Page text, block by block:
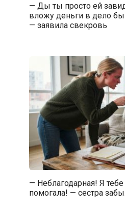
— Ды ты просто ей
вложу деньги в дело
— заявила свекровь
— Неблагодарная! Я
помогала! — сестра